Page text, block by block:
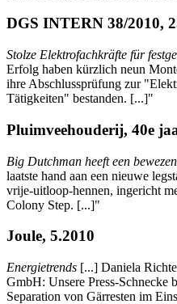
DGS INTERN 38/2010,
Stolze Elektrofachkräfte für
Erfolg haben kürzlich neun
ihre Abschlussprüfung zur
Tätigkeiten" bestanden. [...]"
Pluimveehouderij, 40e
Big Dutchman heeft een
laatste hand aan een nieuwe
vrije-uitloop-hennen, ingericht
Colony Step. [...]"
Joule, 5.2010
Energietrends [...] Daniela
GmbH: Unsere Press-Schnecke
Separation von Gärresten im